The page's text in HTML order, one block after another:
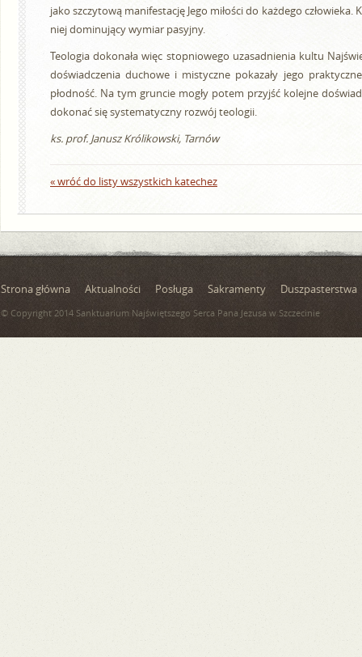
jako szczytową manifestację Jego miłości do każdego człowieka.
niej dominujący wymiar pasyjny.
Teologia dokonała więc stopniowego uzasadnienia kultu
doświadczenia duchowe i mistyczne pokazały jego
płodność. Na tym gruncie mogły potem przyjść kolejne
dokonać się systematyczny rozwój teologii.
ks. prof. Janusz Królikowski, Tarnów
« wróć do listy wszystkich katechez
Strona główna Aktualności Posługa Sakramenty Duszpasterstwa
© Copyright 2014 Sanktuarium Najświętszego Serca Pana Jezusa w Szczecinie